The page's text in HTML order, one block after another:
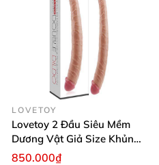
LOVETOY
Lovetoy 2 Đầu Siêu Mềm
Dương Vật Giả Size Khủng
Uốn Dẻo
850.000₫